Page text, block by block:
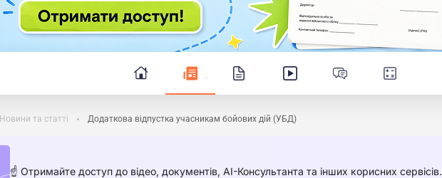
Новини та статті Додаткова відпустка учасникам бойових дій (УБД)
☝️ Отримайте доступ до відео, документів, AI-Консультанта та інших корисних сервісів.